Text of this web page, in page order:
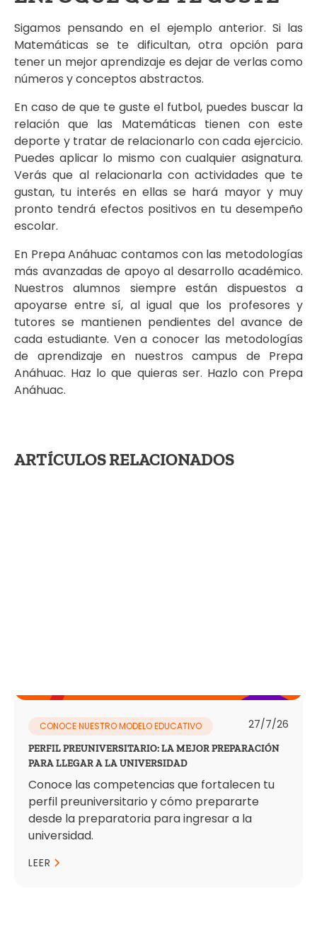
Sigamos pensando en el ejemplo anterior. Si las
Matemáticas se te dificultan, otra opción para
tener un mejor aprendizaje es dejar de verlas como
números y conceptos abstractos.
En caso de que te guste el futbol, puedes buscar la
relación que las Matemáticas tienen con este
deporte y tratar de relacionarlo con cada ejercicio.
Puedes aplicar lo mismo con cualquier asignatura.
Verás que al relacionarla con actividades que te
gustan, tu interés en ellas se hará mayor y muy
pronto tendrá efectos positivos en tu desempeño
escolar.
En Prepa Anáhuac contamos con las metodologías
más avanzadas de apoyo al desarrollo académico.
Nuestros alumnos siempre están dispuestos a
apoyarse entre sí, al igual que los profesores y
tutores se mantienen pendientes del avance de
cada estudiante. Ven a conocer las metodologías
de aprendizaje en nuestros campus de Prepa
Anáhuac. Haz lo que quieras ser. Hazlo con Prepa
Anáhuac.
ARTÍCULOS RELACIONADOS
CONOCE NUESTRO MODELO EDUCATIVO 27/7/26
PERFIL PREUNIVERSITARIO: LA MEJOR PREPARACIÓN
PARA LLEGAR A LA UNIVERSIDAD
Conoce las competencias que fortalecen tu
perfil preuniversitario y cómo prepararte
desde la preparatoria para ingresar a la
universidad.
LEER